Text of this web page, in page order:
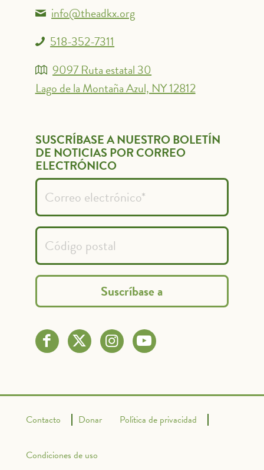
info@theadkx.org
518-352-7311
9097 Ruta estatal 30
Lago de la Montaña Azul, NY 12812
SUSCRÍBASE A NUESTRO BOLETÍN
DE NOTICIAS POR CORREO
ELECTRÓNICO
Contacto Donar Política de privacidad
Condiciones de uso